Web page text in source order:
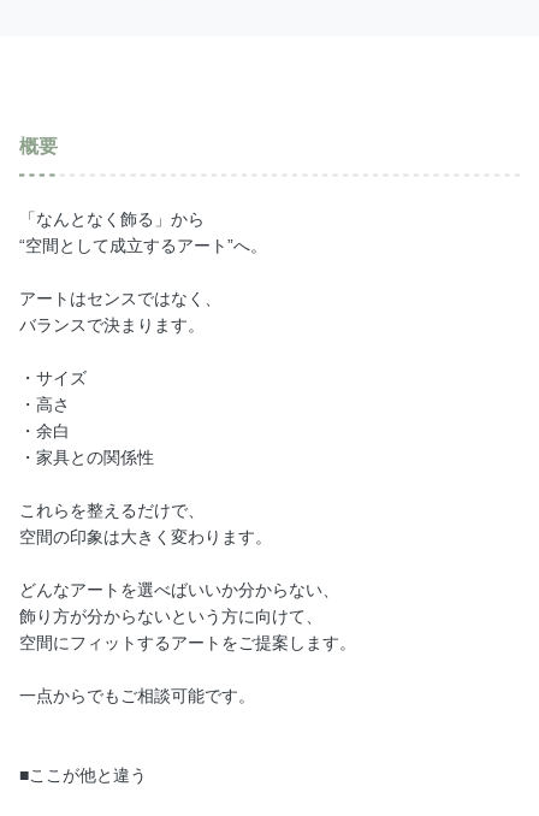
概要
「なんとなく飾る」から
“空間として成立するアート”へ。
アートはセンスではなく、
バランスで決まります。
・サイズ
・高さ
・余白
・家具との関係性
これらを整えるだけで、
空間の印象は大きく変わります。
どんなアートを選べばいいか分からない、
飾り方が分からないという方に向けて、
空間にフィットするアートをご提案します。
一点からでもご相談可能です。
■ここが他と違う